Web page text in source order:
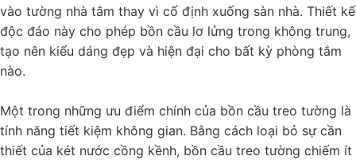
vào tường nhà tắm thay vì cố định xuống sàn nhà. Thiết kế
độc đáo này cho phép bồn cầu lơ lửng trong không trung,
tạo nên kiểu dáng đẹp và hiện đại cho bất kỳ phòng tắm
nào.
Một trong những ưu điểm chính của bồn cầu treo tường là
tính năng tiết kiệm không gian. Bằng cách loại bỏ sự cần
thiết của két nước cồng kềnh, bồn cầu treo tường chiếm ít